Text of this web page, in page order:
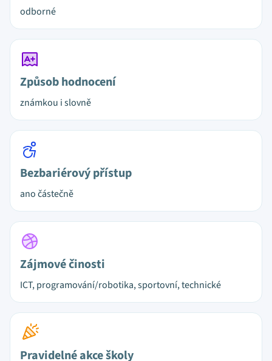
odborné
Způsob hodnocení
známkou i slovně
Bezbariérový přístup
ano částečně
Zájmové činosti
ICT, programování/robotika, sportovní, technické
Pravidelné akce školy